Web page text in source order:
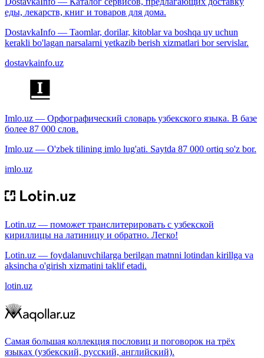
еды, лекарств, книг и товаров для дома.
DostavkaInfo — Taomlar, dorilar, kitoblar va boshqa uy uchun
kerakli bo'lagan narsalarni yetkazib berish xizmatlari bor servislar.
dostavkainfo.uz
Imlo.uz — Орфографический словарь узбекского языка. В базе
более 87 000 слов.
Imlo.uz — O'zbek tilining imlo lug'ati. Saytda 87 000 ortiq so'z bor.
imlo.uz
Lotin.uz — поможет транслитерировать с узбекской
кириллицы на латиницу и обратно. Легко!
Lotin.uz — foydalanuvchilarga berilgan matnni lotindan kirillga va
aksincha o'girish xizmatini taklif etadi.
lotin.uz
Самая большая коллекция пословиц и поговорок на трёх
языках (узбекский, русский, английский).